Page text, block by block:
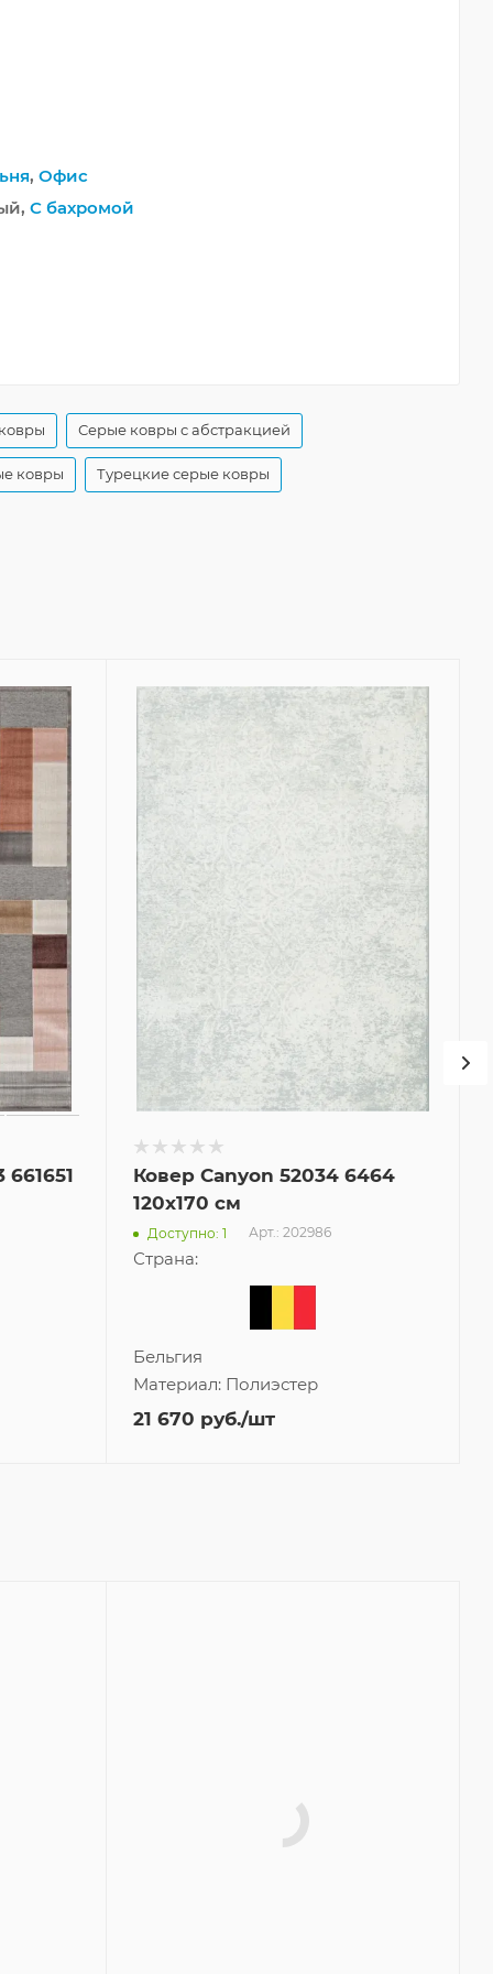
, Офис
С бахромой
Серые ковры с абстракцией
ковры Турецкие серые ковры
661651
Ковер Canyon 52034 6464
120x170 см
Доступно: 1 Арт.: 202986
Страна:
Бельгия
Материал: Полиэстер
21 670 руб./шт